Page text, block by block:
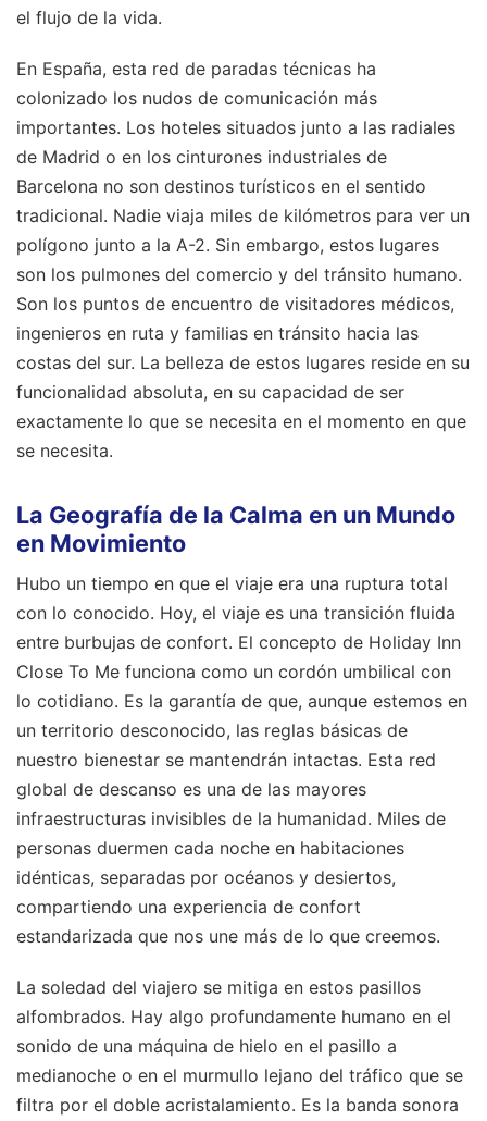
el flujo de la vida.
En España, esta red de paradas técnicas ha
colonizado los nudos de comunicación más
importantes. Los hoteles situados junto a las radiales
de Madrid o en los cinturones industriales de
Barcelona no son destinos turísticos en el sentido
tradicional. Nadie viaja miles de kilómetros para ver un
polígono junto a la A-2. Sin embargo, estos lugares
son los pulmones del comercio y del tránsito humano.
Son los puntos de encuentro de visitadores médicos,
ingenieros en ruta y familias en tránsito hacia las
costas del sur. La belleza de estos lugares reside en su
funcionalidad absoluta, en su capacidad de ser
exactamente lo que se necesita en el momento en que
se necesita.
La Geografía de la Calma en un Mundo
en Movimiento
Hubo un tiempo en que el viaje era una ruptura total
con lo conocido. Hoy, el viaje es una transición fluida
entre burbujas de confort. El concepto de Holiday Inn
Close To Me funciona como un cordón umbilical con
lo cotidiano. Es la garantía de que, aunque estemos en
un territorio desconocido, las reglas básicas de
nuestro bienestar se mantendrán intactas. Esta red
global de descanso es una de las mayores
infraestructuras invisibles de la humanidad. Miles de
personas duermen cada noche en habitaciones
idénticas, separadas por océanos y desiertos,
compartiendo una experiencia de confort
estandarizada que nos une más de lo que creemos.
La soledad del viajero se mitiga en estos pasillos
alfombrados. Hay algo profundamente humano en el
sonido de una máquina de hielo en el pasillo a
medianoche o en el murmullo lejano del tráfico que se
filtra por el doble acristalamiento. Es la banda sonora